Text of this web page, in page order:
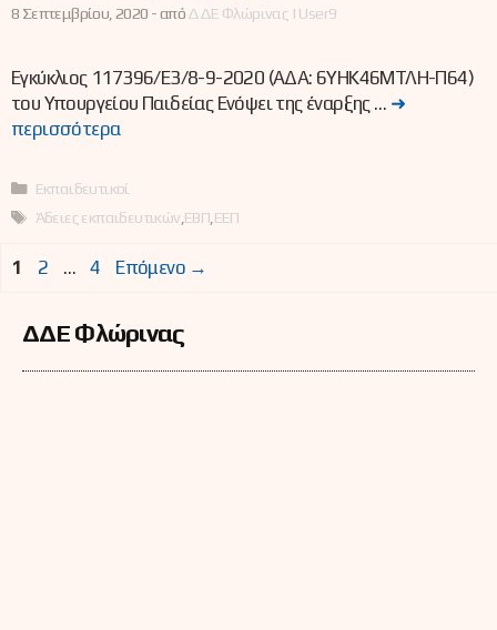
8 Σεπτεμβρίου, 2020 -απόΔΔΕ Φλώρινας | User9
Εγκύκλιος 117396/Ε3/8-9-2020 (ΑΔΑ: 6ΥΗΚ46ΜΤΛΗ-Π64)
του Υπουργείου Παιδείας Ενόψει της έναρξης … ➜
περισσότερα
Κατηγορίες
Εκπαιδευτικοί
Ετικέτες
Άδειες εκπαιδευτικών ΕΒΠ ΕΕΠ
Σελίδα
1 Σελίδα
2 … Σελίδα
4 Επόμενο →
ΔΔΕ Φλώρινας